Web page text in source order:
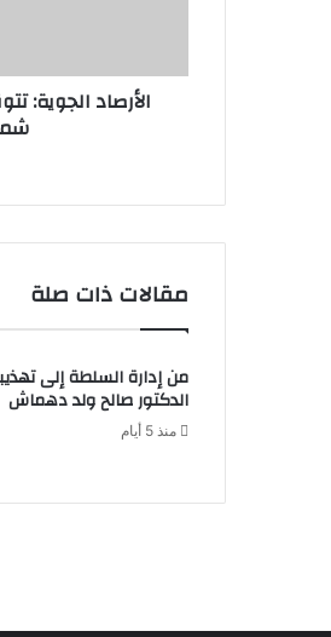
الأرصاد الجوية:
مقالات ذات صلة
من إدارة السلطة إلى
الدكتور صالح ولد دهماش
منذ 5 أيام